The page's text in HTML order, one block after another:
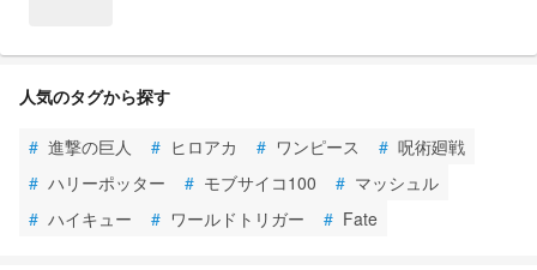
人気のタグから探す
# 進撃の巨人 # ヒロアカ # ワンピース # 呪術廻戦
# ハリーポッター # モブサイコ100 # マッシュル
# ハイキュー # ワールドトリガー # Fate